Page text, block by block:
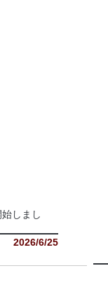
しまし
2026/6/25